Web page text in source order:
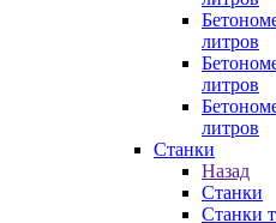
литров
литров
литров
Станки
Назад
Станки
Станки